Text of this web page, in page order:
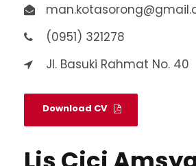
(0951) 321278
Jl. Basuki Rahmat No. 40
Download CV